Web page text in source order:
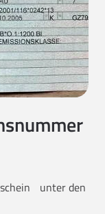
unter den